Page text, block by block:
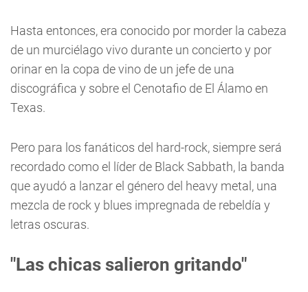
Hasta entonces, era conocido por morder la cabeza
de un murciélago vivo durante un concierto y por
orinar en la copa de vino de un jefe de una
discográfica y sobre el Cenotafio de El Álamo en
Texas.
Pero para los fanáticos del hard-rock, siempre será
recordado como el líder de Black Sabbath, la banda
que ayudó a lanzar el género del heavy metal, una
mezcla de rock y blues impregnada de rebeldía y
letras oscuras.
"Las chicas salieron gritando"